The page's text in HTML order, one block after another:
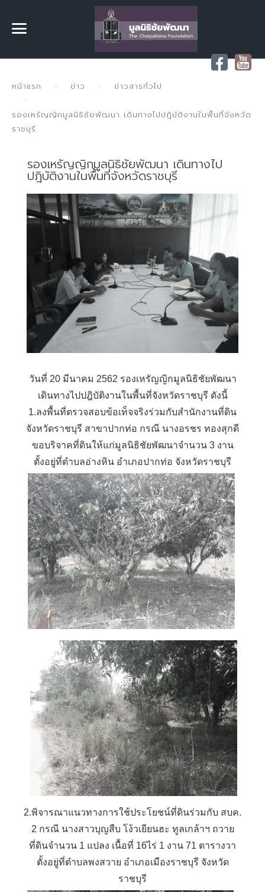
หน้าแรก ข่าว ข่าวสารทั่วไป
รองเหรัญญิกมูลนิธิชัยพัฒนา เดินทางไปปฎิบัติงานในพื้นที่จังหวัด
ราชบุรี
รองเหรัญญิกมูลนิธิชัยพัฒนา เดินทางไป
ปฎิบัติงานในพื้นที่จังหวัดราชบุรี
วันที่ 20 มีนาคม 2562 รองเหรัญญิกมูลนิธิชัยพัฒนา
เดินทางไปปฎิบัติงานในพื้นที่จังหวัดราชบุรี ดังนี้
1.ลงพื้นที่ตรวจสอบข้อเท็จจริงร่วมกับสำนักงานที่ดิน
จังหวัดราชบุรี สาขาปากท่อ กรณี นางอรชร ทองสุกดี
ขอบริจาคที่ดินให้แก่มูลนิธิชัยพัฒนาจำนวน 3 งาน
ตั้งอยู่ที่ตำบลอ่างหิน อำเภอปากท่อ จังหวัดราชบุรี
2.พิจารณาแนวทางการใช้ประโยชน์ที่ดินร่วมกับ สบค.
2 กรณี นางสาวบุญสืบ โง้วเยียนฮะ ทูลเกล้าฯ ถวาย
ที่ดินจำนวน 1 แปลง เนื้อที่ 16ไร่ 1 งาน 71 ตารางวา
ตั้งอยู่ที่ตำบลพงสวาย อำเภอเมืองราชบุรี จังหวัด
ราชบุรี